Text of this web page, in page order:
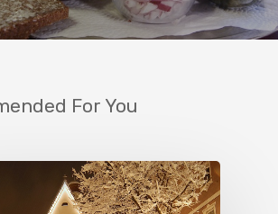
For You